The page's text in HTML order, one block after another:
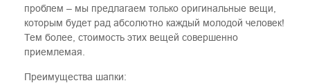
проблем – мы предлагаем только оригинальные вещи,
которым будет рад абсолютно каждый молодой человек!
Тем более, стоимость этих вещей совершенно
приемлемая.
Преимущества шапки: